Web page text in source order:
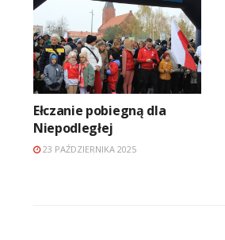
Ełczanie pobiegną dla
Niepodległej
23 PAŹDZIERNIKA 2025